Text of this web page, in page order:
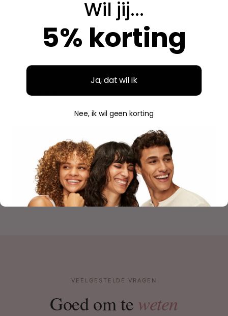
Aidan
Geverifieerde aankoop
"
"Fijne ervaring"
Duidelijke website, makkelijk bestellen en mooie
verpakking. Volgende keer weer.
S Savannah
Geverifieerde aankoop
VEELGESTELDE VRAGEN
Goed om te weten
Wil jij...
5% korting
Ja, dat wil ik
Nee, ik wil geen korting